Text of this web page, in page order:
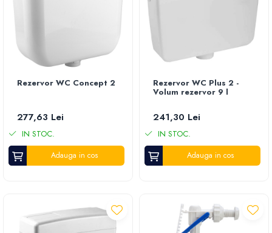
Rezervor WC Concept 2
277,63 Lei
IN STOC.
Adauga in cos
Rezervor WC Plus 2 -
Volum rezervor 9 l
241,30 Lei
IN STOC.
Adauga in cos